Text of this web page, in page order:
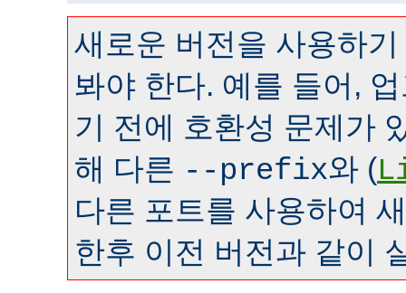
새로운 버전을 사용하
봐야 한다. 예를 들어,
기 전에 호환성 문제가
해 다른 --prefix와 (
다른 포트를 사용하여
한후 이전 버전과 같이